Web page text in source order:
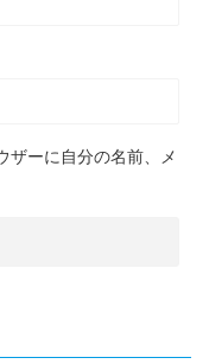
ザーに自分の名前、メ